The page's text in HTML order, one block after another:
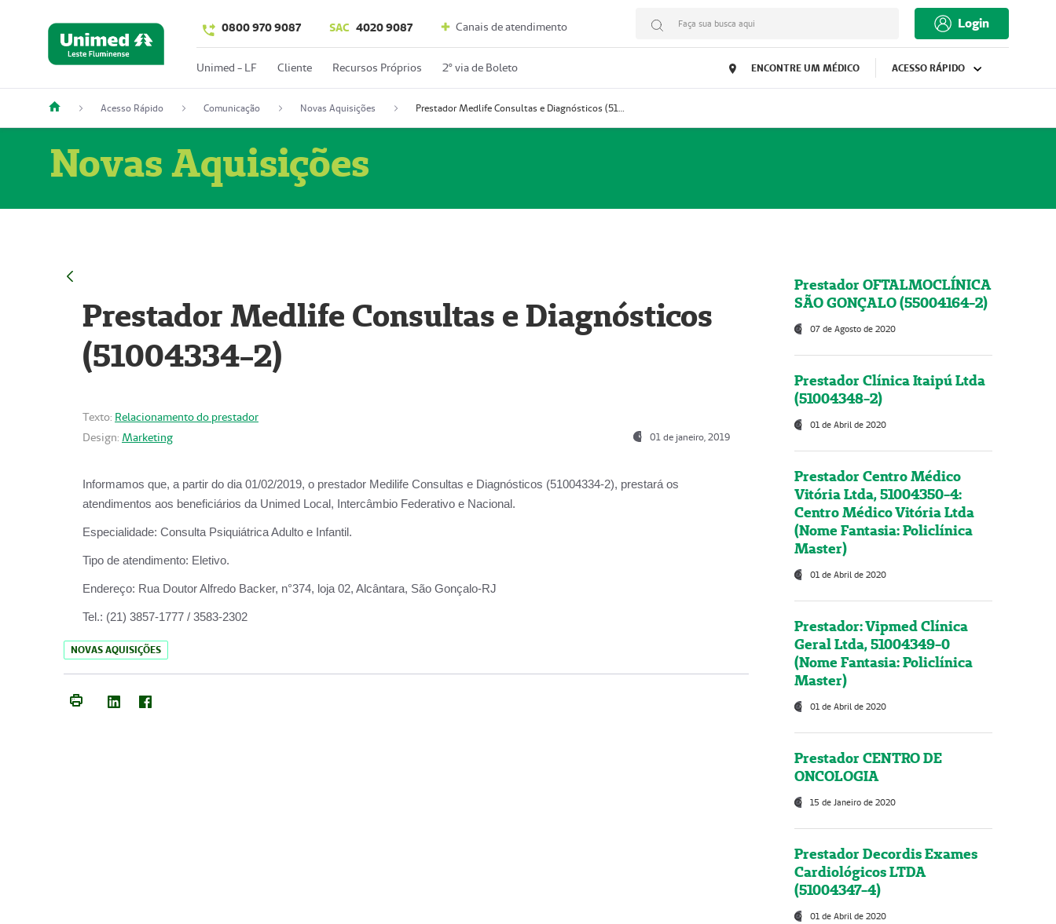
0800 970 9087 SAC 4020 9087 Canais de atendimento Faça sua busca aqui Login
Unimed - LF Cliente Recursos Próprios 2º via de Boleto ENCONTRE UM MÉDICO ACESSO RÁPIDO
Acesso Rápido Comunicação Novas Aquisições Prestador Medlife Consultas e Diagnósticos (51004334-2)
Novas Aquisições
Prestador Medlife Consultas e Diagnósticos
(51004334-2)
Texto: Relacionamento do prestador
Design: Marketing 01 de janeiro, 2019
Informamos que, a partir do dia 01/02/2019, o prestador Medilife Consultas e Diagnósticos (51004334-2), prestará os
atendimentos aos beneficiários da Unimed Local, Intercâmbio Federativo e Nacional.
Especialidade: Consulta Psiquiátrica Adulto e Infantil.
Tipo de atendimento: Eletivo.
Endereço: Rua Doutor Alfredo Backer, n°374, loja 02, Alcântara, São Gonçalo-RJ
Tel.: (21) 3857-1777 / 3583-2302
NOVAS AQUISIÇÕES
Prestador OFTALMOCLÍNICA
SÃO GONÇALO (55004164-2)
07 de Agosto de 2020
Prestador Clínica Itaipú Ltda
(51004348-2)
01 de Abril de 2020
Prestador Centro Médico
Vitória Ltda, 51004350-4:
Centro Médico Vitória Ltda
(Nome Fantasia: Policlínica
Master)
01 de Abril de 2020
Prestador: Vipmed Clínica
Geral Ltda, 51004349-0
(Nome Fantasia: Policlínica
Master)
01 de Abril de 2020
Prestador CENTRO DE
ONCOLOGIA
15 de Janeiro de 2020
Prestador Decordis Exames
Cardiológicos LTDA
(51004347-4)
01 de Abril de 2020